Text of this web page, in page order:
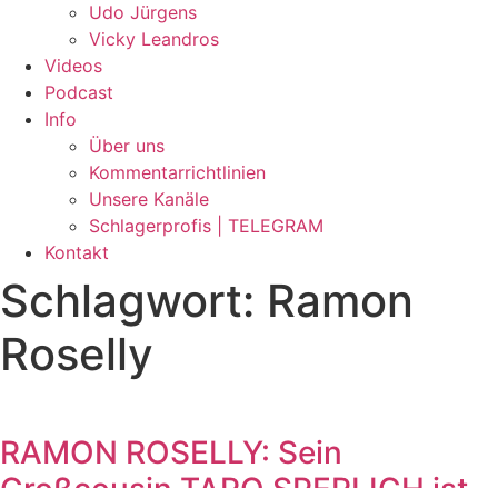
Udo Jürgens
Vicky Leandros
Videos
Podcast
Info
Über uns
Kommentarrichtlinien
Unsere Kanäle
Schlagerprofis | TELEGRAM
Kontakt
Schlagwort: Ramon
Roselly
RAMON ROSELLY: Sein